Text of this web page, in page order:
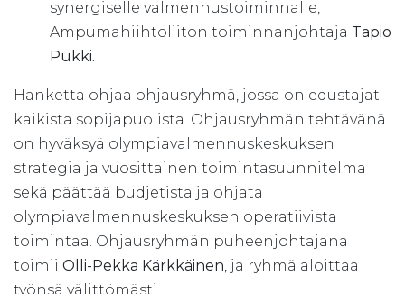
synergiselle valmennustoiminnalle,
Ampumahiihtoliiton toiminnanjohtaja Tapio
Pukki.
Hanketta ohjaa ohjausryhmä, jossa on edustajat
kaikista sopijapuolista. Ohjausryhmän tehtävänä
on hyväksyä olympiavalmennuskeskuksen
strategia ja vuosittainen toimintasuunnitelma
sekä päättää budjetista ja ohjata
olympiavalmennuskeskuksen operatiivista
toimintaa. Ohjausryhmän puheenjohtajana
toimii Olli-Pekka Kärkkäinen , ja ryhmä aloittaa
työnsä välittömästi.